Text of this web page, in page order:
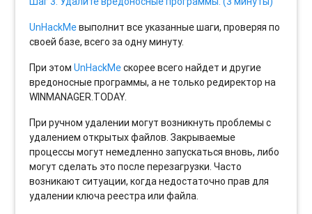
UnHackMeвыполнит все указанные шаги, проверяя по
своей базе, всего за одну минуту.
При этомUnHackMeскорее всего найдет и другие
вредоносные программы, а не только редиректор на
WINMANAGER.TODAY.
При ручном удалении могут возникнуть проблемы с
удалением открытых файлов. Закрываемые
процессы могут немедленно запускаться вновь, либо
могут сделать это после перезагрузки. Часто
возникают ситуации, когда недостаточно прав для
удалении ключа реестра или файла.